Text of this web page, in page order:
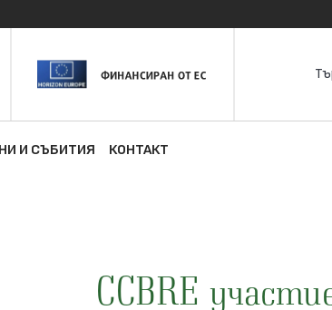
И СЪБИТИЯ КОНТАКТ
CCBRE